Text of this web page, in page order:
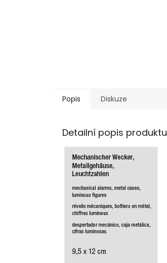
Popis Diskuze
Detailní popis produktu